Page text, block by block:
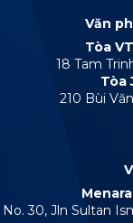
Văn
Tòa
18 Tam
Tòa
210 Bùi
No. 30, Jln Sultan